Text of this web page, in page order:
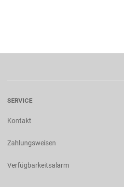
SERVICE
Kontakt
Zahlungsweisen
Verfügbarkeitsalarm